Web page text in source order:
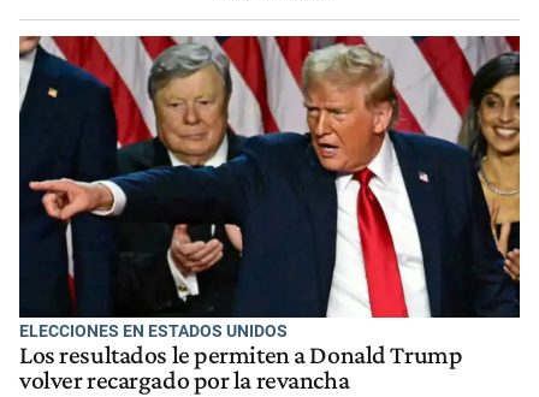
ELECCIONES EN ESTADOS UNIDOS
Los resultados le permiten a Donald Trump
volver recargado por la revancha